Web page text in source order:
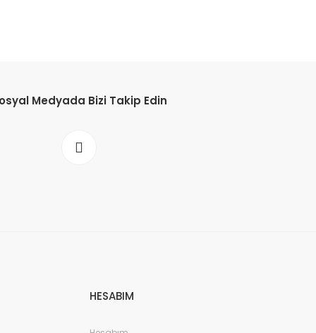
Medyada Bizi Takip Edin
HESABIM